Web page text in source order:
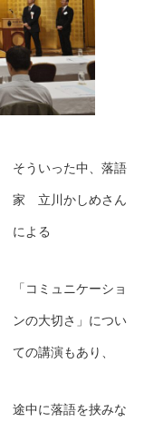
そういった中、落語
家 立川かしめさん
による
「コミュニケーショ
ンの大切さ」につい
ての講演もあり、
途中に落語を挟みな